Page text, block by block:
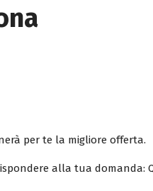
per te la migliore offerta.
alla tua domanda: